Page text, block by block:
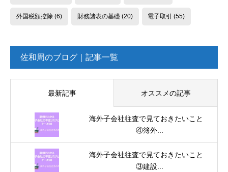
外国税額控除(6) 財務諸表の基礎 (20) 電子取引 (55)
佐和周のブログ｜記事一覧
最新記事 オススメの記事
海外子会社往査で見ておきたいこと
④簿外...
海外子会社往査で見ておきたいこと
③建設...